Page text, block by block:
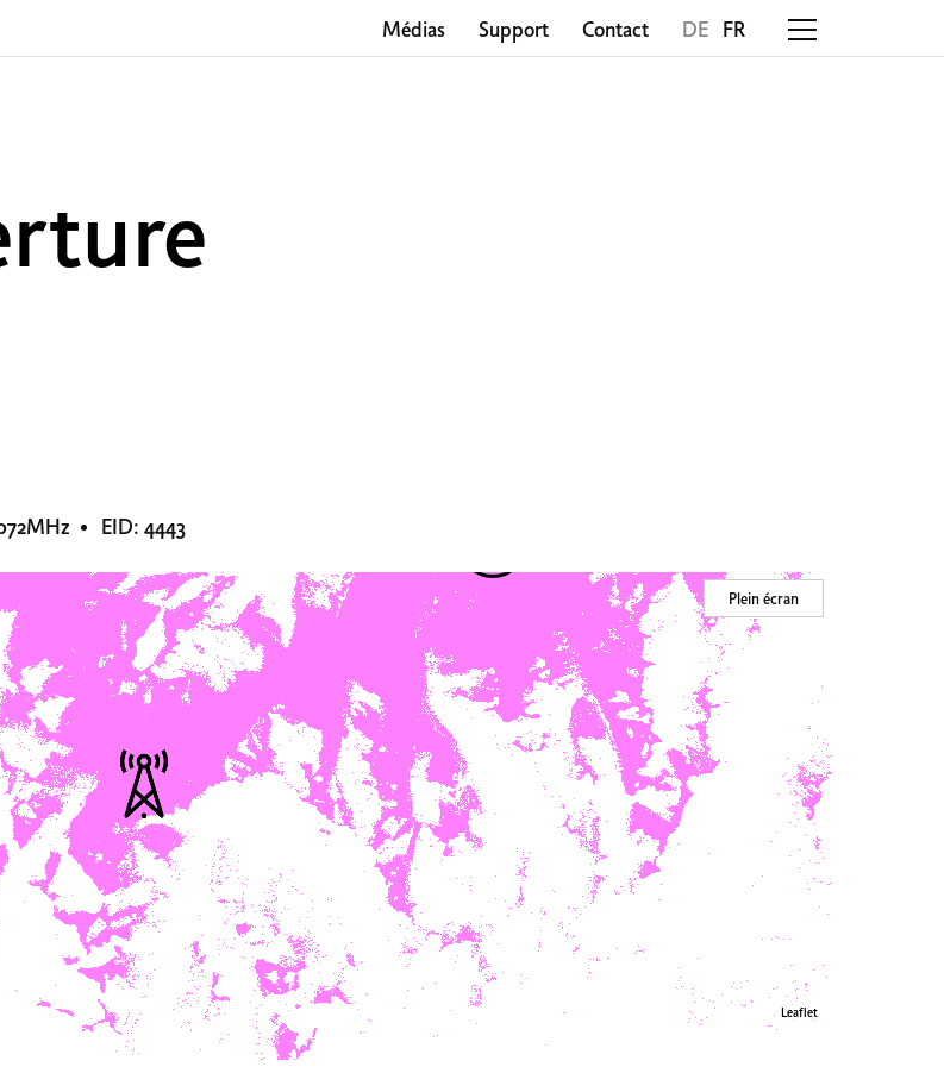
Médias Support Contact DE FR
EID: 4443
Leaflet
Plein écran